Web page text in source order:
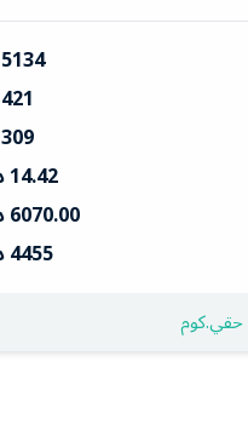
5134 يوم
421 يوم
309 يوم
14.42 دينار
6070.00 دينار
4455 دينار
حقي.كوم